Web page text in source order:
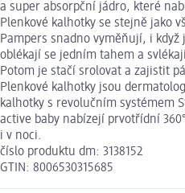
a super absorpční jádro, které
Plenkové kalhotky se stejně jako
Pampers snadno vyměňují, i když
oblékají se jedním tahem a
Potom je stačí srolovat a zajistit
Plenkové kalhotky jsou
kalhotky s revolučním systémem
active baby nabízejí prvotřídní
i v noci.
číslo produktu dm: 3138152
GTIN: 8006530315685